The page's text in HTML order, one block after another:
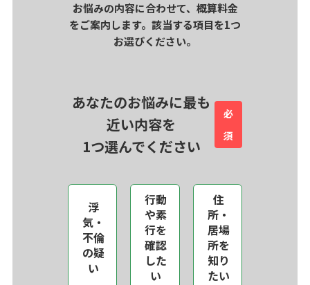
お悩みの内容に合わせて、概算料金
をご案内します。該当する項目を1つ
お選びください。
あなたのお悩みに最も
近い内容を
1つ選んでください
必
須
浮
気・
不倫
の疑
い
行動
や素
行を
確認
した
い
住
所・
居場
所を
知り
たい